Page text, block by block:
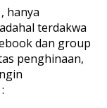
hanya
terdakwa
dan group
penghinaan,